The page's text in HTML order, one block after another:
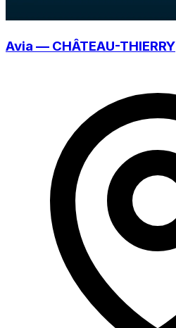
Avia — CHÂTEAU-THIERRY